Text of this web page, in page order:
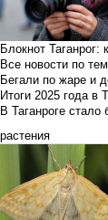
Блокнот
Все новости по
Бегали по жаре и
Итоги 2025 года
В Таганроге
растения